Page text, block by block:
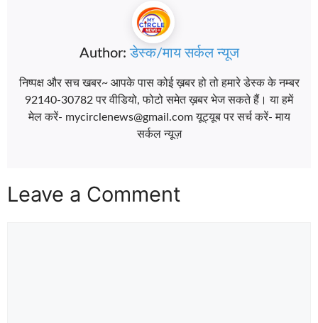
Author:डेस्क/माय सर्कल न्यूज
निष्पक्ष और सच खबर~ आपके पास कोई ख़बर हो तो हमारे डेस्क के नम्बर
92140-30782 पर वीडियो, फोटो समेत ख़बर भेज सकते हैं। या हमें
मेल करें- mycirclenews@gmail.com यूट्यूब पर सर्च करें- माय
सर्कल न्यूज़
Leave a Comment